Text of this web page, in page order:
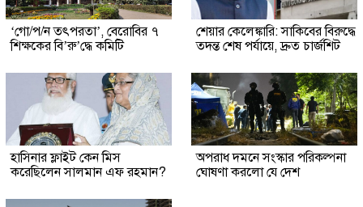
‘গো/প/ন তৎপরতা’, বেরোবির ৭
শিক্ষকের বি’রু’দ্ধে কমিটি
শেয়ার কেলেঙ্কারি: সাকিবের বিরুদ্ধে
তদন্ত শেষ পর্যায়ে, দ্রুত চার্জশিট
হাসিনার ফ্লাইট কেন মিস
করেছিলেন সালমান এফ রহমান?
অপরাধ দমনে সংস্কার পরিকল্পনা
ঘোষণা করলো যে দেশ